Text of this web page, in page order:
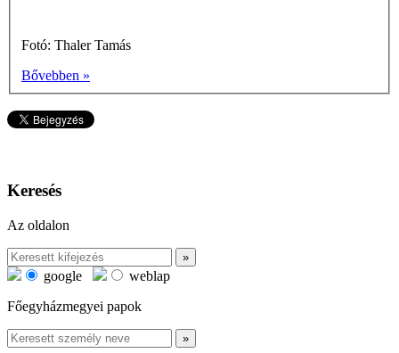
Fotó: Thaler Tamás
Bővebben »
Keresés
Az oldalon
google
weblap
Főegyházmegyei papok